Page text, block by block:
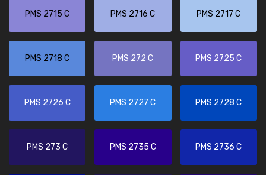
PMS 2715 C PMS 2716 C PMS 2717 C
PMS 2718 C PMS 272 C PMS 2725 C
PMS 2726 C PMS 2727 C PMS 2728 C
PMS 273 C PMS 2735 C PMS 2736 C